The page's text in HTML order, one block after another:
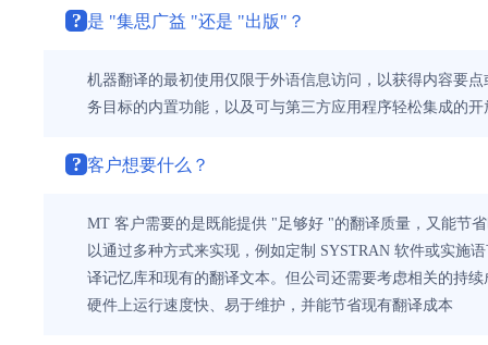
? 是 "集思广益 "还是 "出版"？
机器翻译的最初使用仅限于外语信息访问，以获得内容要
务目标的内置功能，以及可与第三方应用程序轻松集成的
? 客户想要什么？
MT 客户需要的是既能提供 "足够好 "的翻译质量，又能节
以通过多种方式来实现，例如定制 SYSTRAN 软件或实施
译记忆库和现有的翻译文本。但公司还需要考虑相关的持
硬件上运行速度快、易于维护，并能节省现有翻译成本